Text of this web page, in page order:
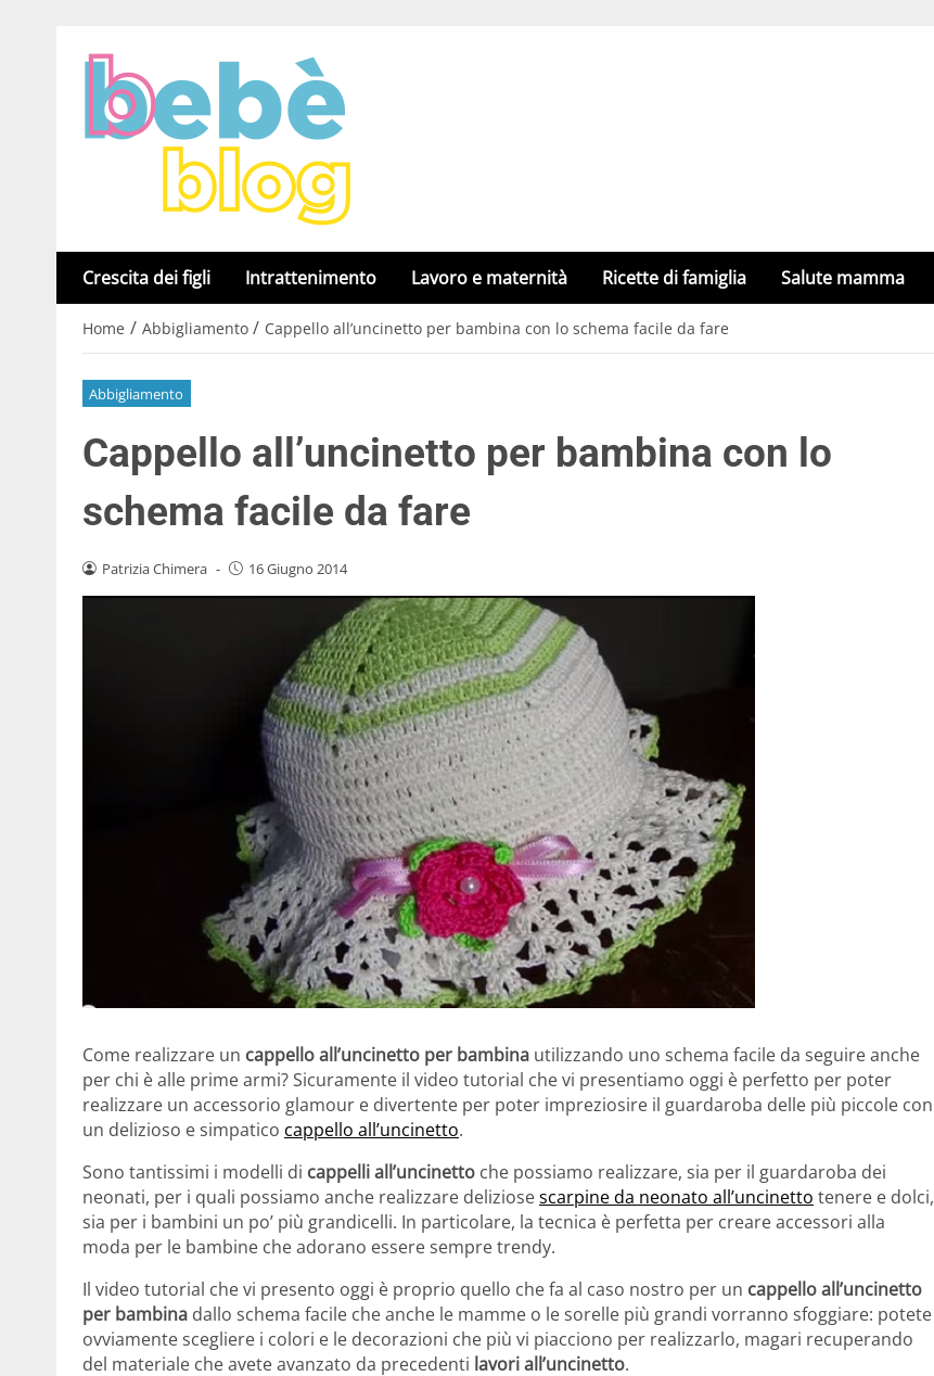
Crescita dei figli Intrattenimento Lavoro e maternità Ricette di famiglia Salute mamma
Home / Abbigliamento / Cappello all’uncinetto per bambina con lo schema facile da fare
Abbigliamento
Cappello all’uncinetto per bambina con lo
schema facile da fare
Patrizia Chimera - 16 Giugno 2014
Come realizzare un cappello all’uncinetto per bambina utilizzando uno schema facile da seguire anche
per chi è alle prime armi? Sicuramente il video tutorial che vi presentiamo oggi è perfetto per poter
realizzare un accessorio glamour e divertente per poter impreziosire il guardaroba delle più piccole con
un delizioso e simpatico cappello all’uncinetto.
Sono tantissimi i modelli di cappelli all’uncinetto che possiamo realizzare, sia per il guardaroba dei
neonati, per i quali possiamo anche realizzare deliziosescarpine da neonato all’uncinetto tenere e dolci,
sia per i bambini un po’ più grandicelli. In particolare, la tecnica è perfetta per creare accessori alla
moda per le bambine che adorano essere sempre trendy.
Il video tutorial che vi presento oggi è proprio quello che fa al caso nostro per un cappello all’uncinetto
per bambina dallo schema facile che anche le mamme o le sorelle più grandi vorranno sfoggiare: potete
ovviamente scegliere i colori e le decorazioni che più vi piacciono per realizzarlo, magari recuperando
del materiale che avete avanzato da precedenti lavori all’uncinetto.